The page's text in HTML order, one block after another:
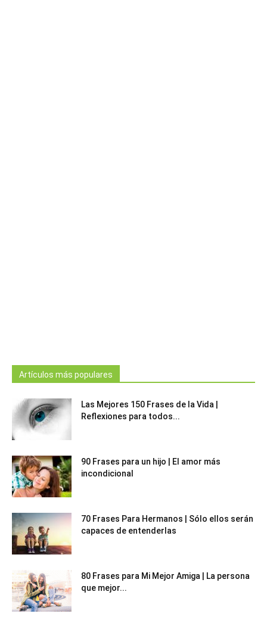
Artículos más populares
Las Mejores 150 Frases de la Vida |
Reflexiones para todos...
90 Frases para un hijo | El amor más
incondicional
70 Frases Para Hermanos | Sólo ellos serán
capaces de entenderlas
80 Frases para Mi Mejor Amiga | La persona
que mejor...